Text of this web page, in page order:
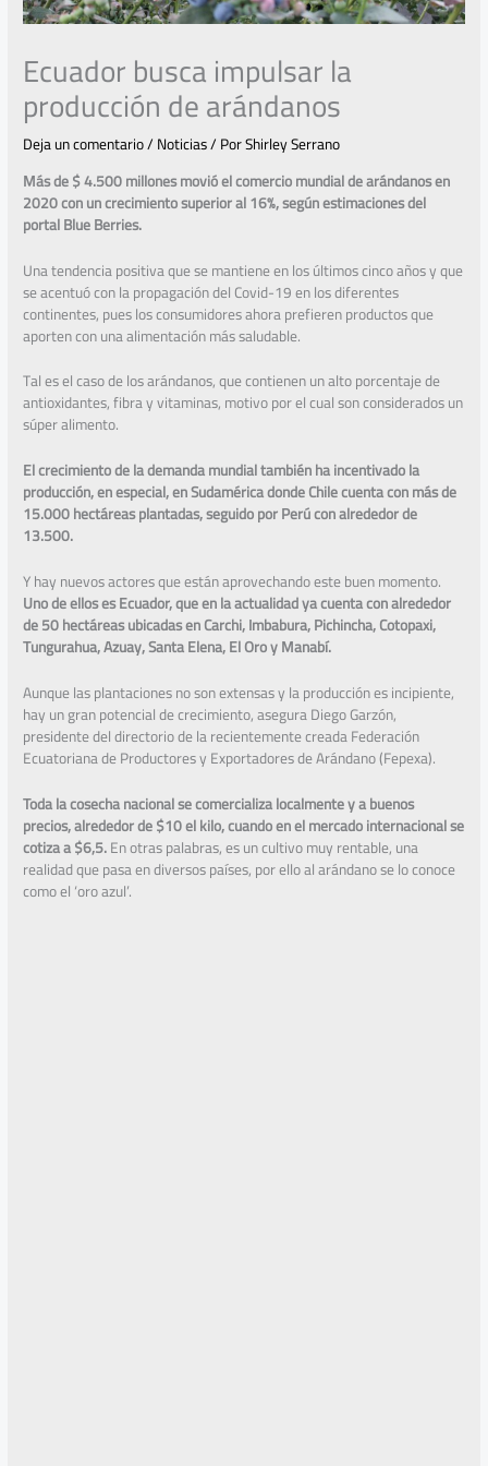
Ecuador busca impulsar la
producción de arándanos
Deja un comentario/Noticias/ PorShirley Serrano
Más de $ 4.500 millones movió el comercio mundial de arándanos en
2020 con un crecimiento superior al 16%, según estimaciones del
portal Blue Berries.
Una tendencia positiva que se mantiene en los últimos cinco años y que
se acentuó con la propagación del Covid-19 en los diferentes
continentes, pues los consumidores ahora prefieren productos que
aporten con una alimentación más saludable.
Tal es el caso de los arándanos, que contienen un alto porcentaje de
antioxidantes, fibra y vitaminas, motivo por el cual son considerados un
súper alimento.
El crecimiento de la demanda mundial también ha incentivado la
producción, en especial, en Sudamérica donde Chile cuenta con más de
15.000 hectáreas plantadas, seguido por Perú con alrededor de
13.500.
Y hay nuevos actores que están aprovechando este buen momento.
Uno de ellos es Ecuador, que en la actualidad ya cuenta con alrededor
de 50 hectáreas ubicadas en Carchi, Imbabura, Pichincha, Cotopaxi,
Tungurahua, Azuay, Santa Elena, El Oro y Manabí.
Aunque las plantaciones no son extensas y la producción es incipiente,
hay un gran potencial de crecimiento, asegura Diego Garzón,
presidente del directorio de la recientemente creada Federación
Ecuatoriana de Productores y Exportadores de Arándano (Fepexa).
Toda la cosecha nacional se comercializa localmente y a buenos
precios, alrededor de $10 el kilo, cuando en el mercado internacional se
cotiza a $6,5.En otras palabras, es un cultivo muy rentable, una
realidad que pasa en diversos países, por ello al arándano se lo conoce
como el ‘oro azul’.